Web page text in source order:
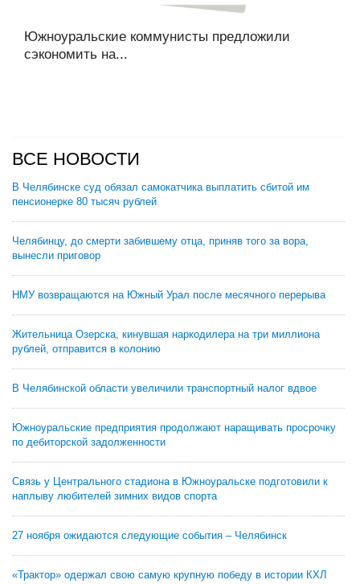
Южноуральские коммунисты предложили
сэкономить на...
ВСЕ НОВОСТИ
В Челябинске суд обязал самокатчика выплатить сбитой им
пенсионерке 80 тысяч рублей
Челябинцу, до смерти забившему отца, приняв того за вора,
вынесли приговор
НМУ возвращаются на Южный Урал после месячного перерыва
Жительница Озерска, кинувшая наркодилера на три миллиона
рублей, отправится в колонию
В Челябинской области увеличили транспортный налог вдвое
Южноуральские предприятия продолжают наращивать просрочку
по дебиторской задолженности
Связь у Центрального стадиона в Южноуральске подготовили к
наплыву любителей зимних видов спорта
27 ноября ожидаются следующие события – Челябинск
«Трактор» одержал свою самую крупную победу в истории КХЛ